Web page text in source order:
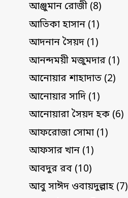
আঞ্জুমান রোজী (8)
আতিকা হাসান (1)
আদনান সৈয়দ (1)
আনন্দময়ী মজুমদার (1)
আনোয়ার শাহাদাত (2)
আনোয়ার সাদি (1)
আনোয়ারা সৈয়দ হক (6)
আফরোজা সোমা (1)
আফসার খান (1)
আবদুর রব (10)
আবু সাঈদ ওবায়দুল্লাহ (7)